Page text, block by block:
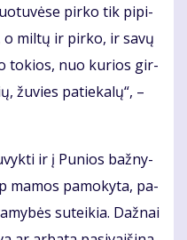
pir­ko tik pi­pi­
mil­tų ir pir­ko, ir sa­vų
to­kios, nuo ku­rios gir­
žu­vies pa­tie­ka­lų“, –
ir į Pu­nios baž­ny­
ma­mos pa­mo­ky­ta, pa­
su­tei­kia. Daž­nai